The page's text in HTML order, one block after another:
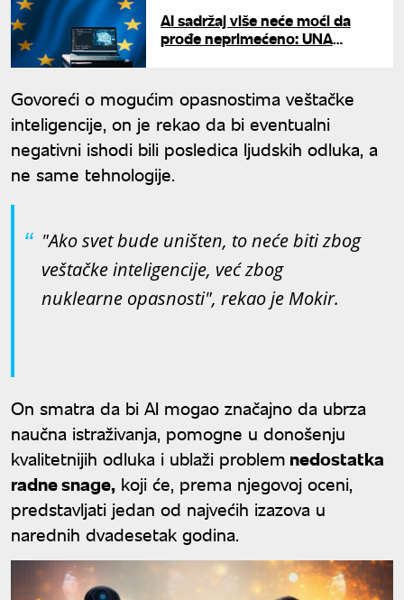
AI sadržaj više neće moći da
prođe neprimećeno: UNA
Govoreći o mogućim opasnostima veštačke
inteligencije, on je rekao da bi eventualni
negativni ishodi bili posledica ljudskih odluka, a
ne same tehnologije.
"Ako svet bude uništen, to neće biti zbog
veštačke inteligencije, već zbog
nuklearne opasnosti", rekao je Mokir.
On smatra da bi AI mogao značajno da ubrza
naučna istraživanja, pomogne u donošenju
kvalitetnijih odluka i ublaži problem nedostatka
radne snage, koji će, prema njegovoj oceni,
predstavljati jedan od najvećih izazova u
narednih dvadesetak godina.